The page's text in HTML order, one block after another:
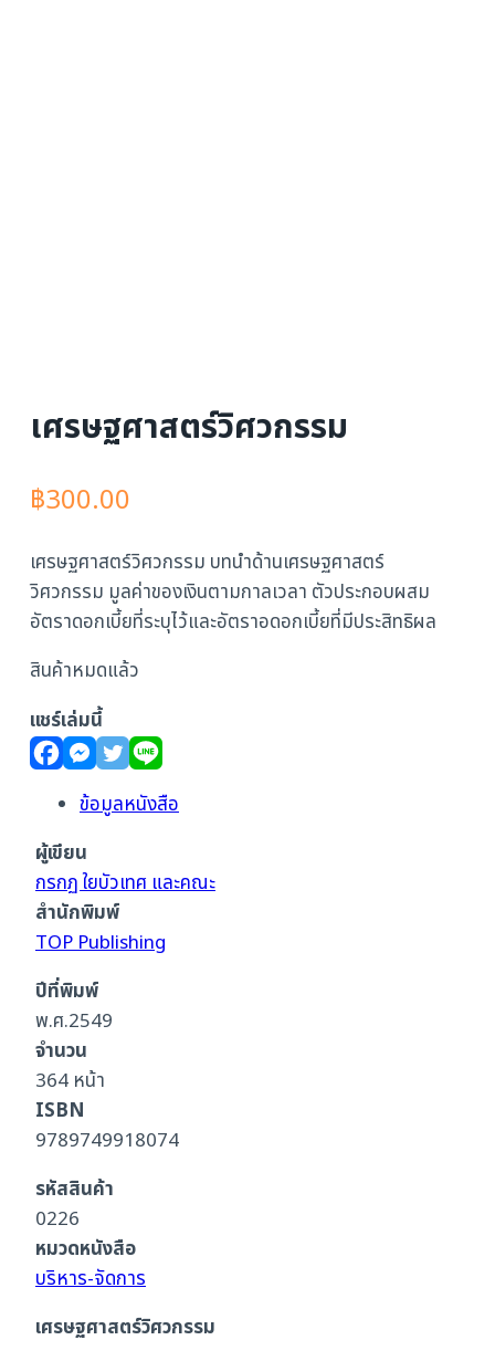
เศรษฐศาสตร์วิศวกรรม
฿300.00
เศรษฐศาสตร์วิศวกรรม บทนำด้านเศรษฐศาสตร์
วิศวกรรม มูลค่าของเงินตามกาลเวลา ตัวประกอบผสม
อัตราดอกเบี้ยที่ระบุไว้และอัตราอดอกเบี้ยที่มีประสิทธิผล
สินค้าหมดแล้ว
แชร์เล่มนี้
ข้อมูลหนังสือ
ผู้เขียน
กรกฏ ใยบัวเทศ และคณะ
สำนักพิมพ์
TOP Publishing
ปีที่พิมพ์
พ.ศ.2549
จำนวน
364 หน้า
ISBN
9789749918074
รหัสสินค้า
0226
หมวดหนังสือ
บริหาร-จัดการ
เศรษฐศาสตร์วิศวกรรม